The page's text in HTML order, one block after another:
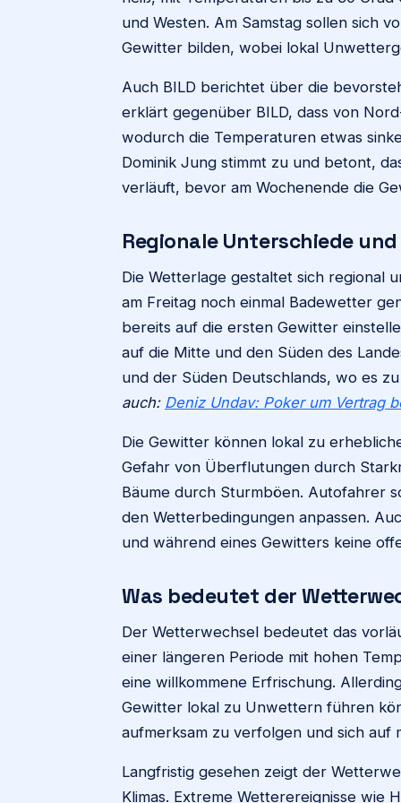
und Westen. Am Samstag sollen sich
Gewitter bilden, wobei lokal
Auch BILD berichtet über die
erklärt gegenüber BILD, dass von
wodurch die Temperaturen etwas
Dominik Jung stimmt zu und betont,
verläuft, bevor am Wochenende die
Regionale Unterschiede
Die Wetterlage gestaltet sich regional
am Freitag noch einmal Badewetter
bereits auf die ersten Gewitter
auf die Mitte und den Süden des
und der Süden Deutschlands, wo es
auch: Deniz Undav: Poker um Vertrag
Die Gewitter können lokal zu
Gefahr von Überflutungen durch
Bäume durch Sturmböen. Autofahrer
den Wetterbedingungen anpassen.
und während eines Gewitters keine
Was bedeutet der
Der Wetterwechsel bedeutet das
einer längeren Periode mit hohen
eine willkommene Erfrischung.
Gewitter lokal zu Unwettern führen
aufmerksam zu verfolgen und sich auf
Langfristig gesehen zeigt der
Klimas. Extreme Wetterereignisse